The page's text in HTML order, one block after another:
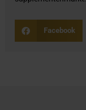
Facebook